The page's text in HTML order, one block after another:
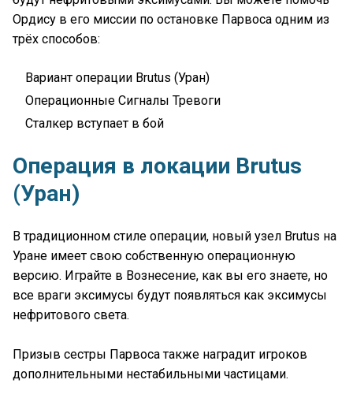
Ордису в его миссии по остановке Парвоса одним из
трёх способов:
Вариант операции Brutus (Уран)
Операционные Сигналы Тревоги
Сталкер вступает в бой
Операция в локации Brutus
(Уран)
В традиционном стиле операции, новый узел Brutus на
Уране имеет свою собственную операционную
версию. Играйте в Вознесение, как вы его знаете, но
все враги эксимусы будут появляться как эксимусы
нефритового света.
Призыв сестры Парвоса также наградит игроков
дополнительными нестабильными частицами.